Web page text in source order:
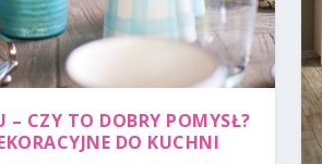
– CZY TO DOBRY POMYSŁ?
DO KUCHNI